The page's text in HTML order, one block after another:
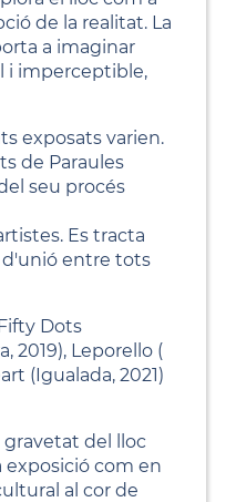
de la realitat. La
a imaginar
i imperceptible,
exposats varien.
de Paraules
seu procés
Es tracta
entre tots
Dots
2019), Leporello (
(Igualada, 2021)
gravetat del lloc
com en
al cor de